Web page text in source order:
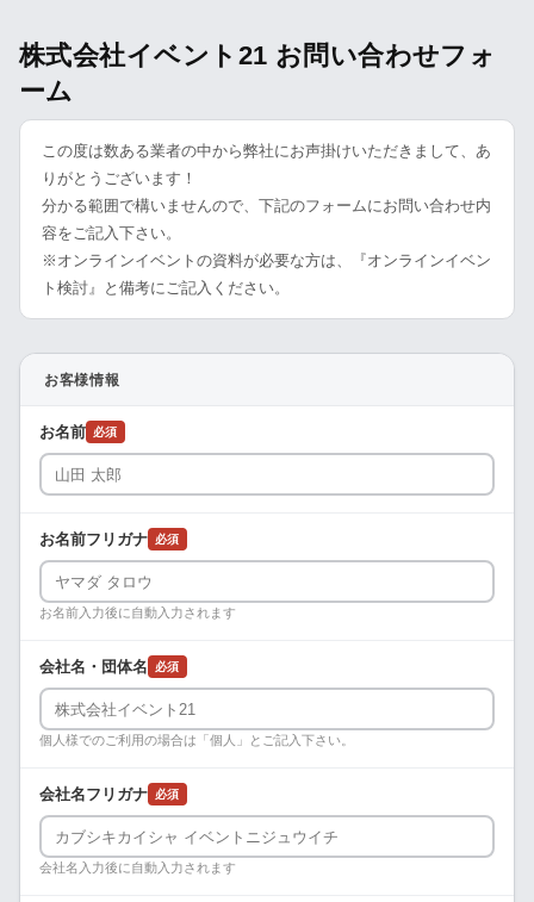
株式会社イベント21 お問い合わせフォ
ーム
この度は数ある業者の中から弊社にお声掛けいただきまして、あ
りがとうございます！
分かる範囲で構いませんので、下記のフォームにお問い合わせ内
容をご記入下さい。
※オンラインイベントの資料が必要な方は、『オンラインイベン
ト検討』と備考にご記入ください。
お客様情報
お名前 必須
お名前フリガナ 必須
お名前入力後に自動入力されます
会社名・団体名 必須
個人様でのご利用の場合は「個人」とご記入下さい。
会社名フリガナ 必須
会社名入力後に自動入力されます